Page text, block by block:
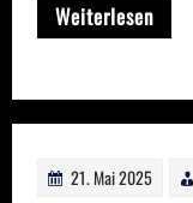
Weiterlesen
21. Mai 2025